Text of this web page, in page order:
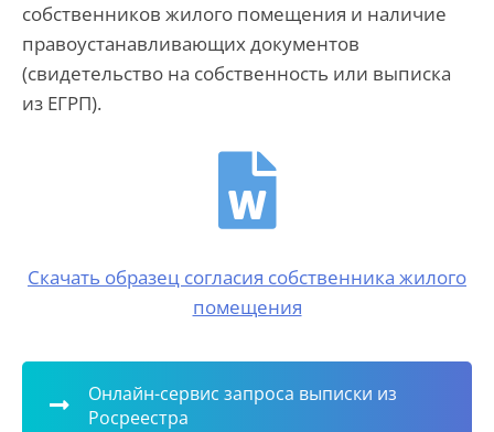
собственников жилого помещения и наличие
правоустанавливающих документов
(свидетельство на собственность или выписка
из ЕГРП).
Скачать образец согласия собственника жилого
помещения
Онлайн-сервис запроса выписки из
Росреестра